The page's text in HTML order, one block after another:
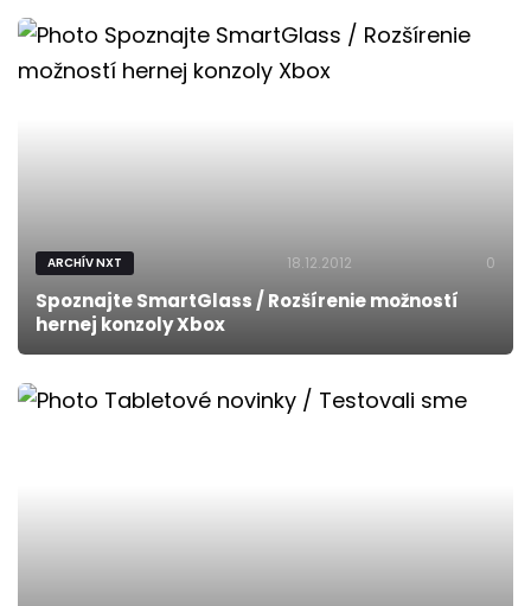
ARCHÍV NXT 18.12.2012 0
Spoznajte SmartGlass / Rozšírenie možností
hernej konzoly Xbox